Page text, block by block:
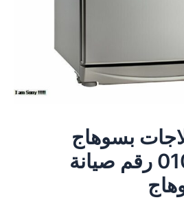
بسوهاج
01067590374 رقم صيانة